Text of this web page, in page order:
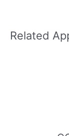
Related